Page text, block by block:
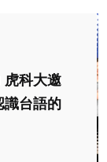
虎科大邀
識台語的